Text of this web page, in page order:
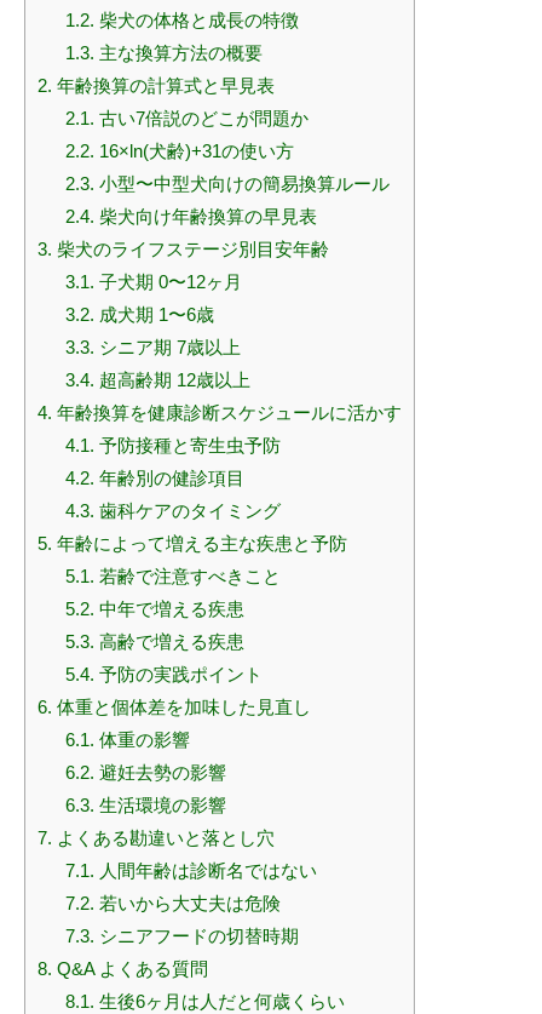
1.2. 柴犬の体格と成長の特徴
1.3. 主な換算方法の概要
2. 年齢換算の計算式と早見表
2.1. 古い7倍説のどこが問題か
2.2. 16×ln(犬齢)+31の使い方
2.3. 小型〜中型犬向けの簡易換算ルール
2.4. 柴犬向け年齢換算の早見表
3. 柴犬のライフステージ別目安年齢
3.1. 子犬期 0〜12ヶ月
3.2. 成犬期 1〜6歳
3.3. シニア期 7歳以上
3.4. 超高齢期 12歳以上
4. 年齢換算を健康診断スケジュールに活かす
4.1. 予防接種と寄生虫予防
4.2. 年齢別の健診項目
4.3. 歯科ケアのタイミング
5. 年齢によって増える主な疾患と予防
5.1. 若齢で注意すべきこと
5.2. 中年で増える疾患
5.3. 高齢で増える疾患
5.4. 予防の実践ポイント
6. 体重と個体差を加味した見直し
6.1. 体重の影響
6.2. 避妊去勢の影響
6.3. 生活環境の影響
7. よくある勘違いと落とし穴
7.1. 人間年齢は診断名ではない
7.2. 若いから大丈夫は危険
7.3. シニアフードの切替時期
8. Q&A よくある質問
8.1. 生後6ヶ月は人だと何歳くらい